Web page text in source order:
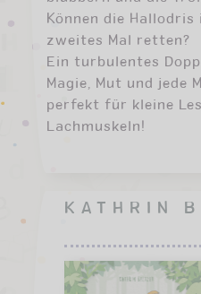
Können die Hallodris
zweites Mal retten?
Ein turbulentes
Magie, Mut und jede
perfekt für kleine
Lachmuskeln!
KATHRIN